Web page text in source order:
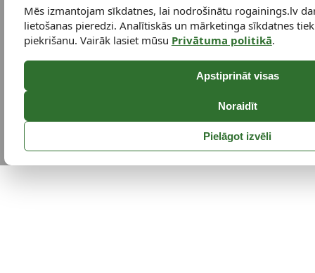
Mēs izmantojam sīkdatnes, lai nodrošinātu rogainings.lv
lietošanas pieredzi. Analītiskās un mārketinga sīkdatnes
piekrišanu. Vairāk lasiet mūsu Privātuma politikā.
Apstiprināt visas
Noraidīt
Pielāgot izvēli